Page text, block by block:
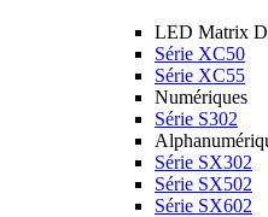
LED Matrix
Série XC50
Série XC55
Numériques
Série S302
Série SX302
Série SX502
Série SX602